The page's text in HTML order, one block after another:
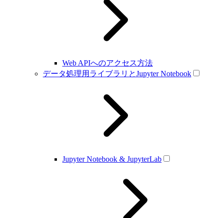
Web APIへのアクセス方法
データ処理用ライブラリとJupyter Notebook
Jupyter Notebook & JupyterLab